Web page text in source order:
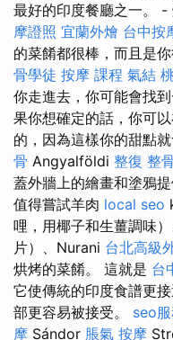
最好的印度餐廳之一。 -
摩證照 宜蘭外燴 台中按
的菜餚都很棒，而且是
骨學徒 按摩 課程 氣結
你走進去，你可能會找
果你想確定的話，你可
的，因為這樣你的甜點
骨 Angyalföldi 整復 整
蓋外牆上的繪畫和塗鴉
值得嘗試羊肉 local seo
哩，用椰子和生薑調味
片）、Nurani 台北高級
烘烤的菜餚。 這就是 台
它使傳統的印度食譜更
部更容易被接受。 seo
摩 Sándor 脹氣 按摩